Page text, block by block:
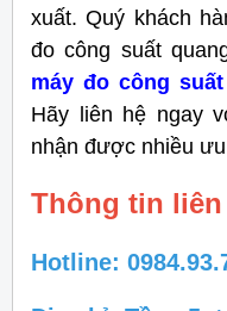
xuất. Quý khách
đo công suất
máy đo công
Hãy liên hệ ngay
nhận được nhiều
Thông tin liên
Hotline: